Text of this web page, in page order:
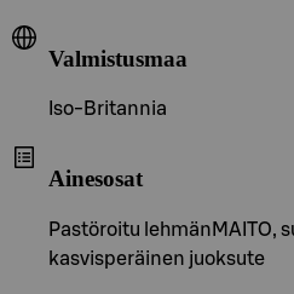
Valmistusmaa
Iso-Britannia
Ainesosat
Pastöroitu lehmänMAITO,
kasvisperäinen juoksute